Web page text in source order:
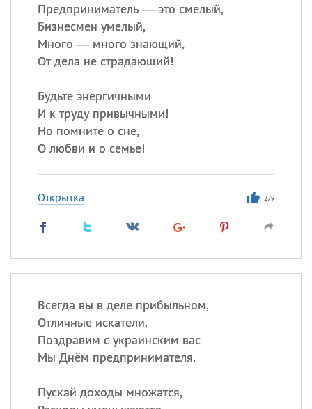
Предприниматель — это смелый,
Бизнесмен умелый,
Много — много знающий,
От дела не страдающий!
Будьте энергичными
И к труду привычными!
Но помните о сне,
О любви и о семье!
Открытка 279
Всегда вы в деле прибыльном,
Отличные искатели.
Поздравим с украинским вас
Мы Днём предпринимателя.
Пускай доходы множатся,